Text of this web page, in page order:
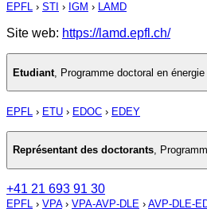
EPFL › STI › IGM › LAMD
Site web: https://lamd.epfl.ch/
Etudiant Programme doctoral en énergie
EPFL › ETU › EDOC › EDEY
Représentant des doctorants,
+41 21 693 91 30
EPFL › VPA› VPA-AVP-DLE › AVP-DLE-